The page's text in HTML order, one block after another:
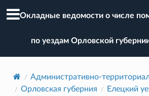
Окладные ведомости о числе
по уездам Орловской
Административно-
Орловская губерния
Елецкий